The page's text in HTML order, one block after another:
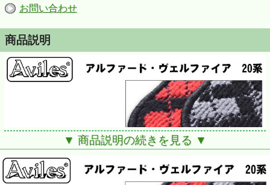
お問い合わせ
商品説明
▼ 商品説明の続きを見る ▼